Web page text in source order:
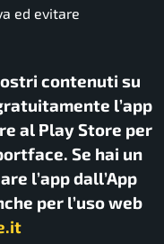
ed evitare
contenuti su
l’app
al Play Store per
Se hai un
l’app dall’App
per l’uso web